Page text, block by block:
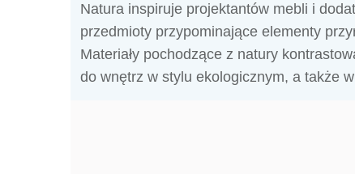
Natura inspiruje projektantów mebli i
przedmioty przypominające elementy
Materiały pochodzące z natury
do wnętrz w stylu ekologicznym, a także